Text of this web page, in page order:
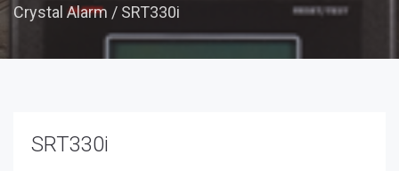
Crystal Alarm / SRT330i
SRT330i